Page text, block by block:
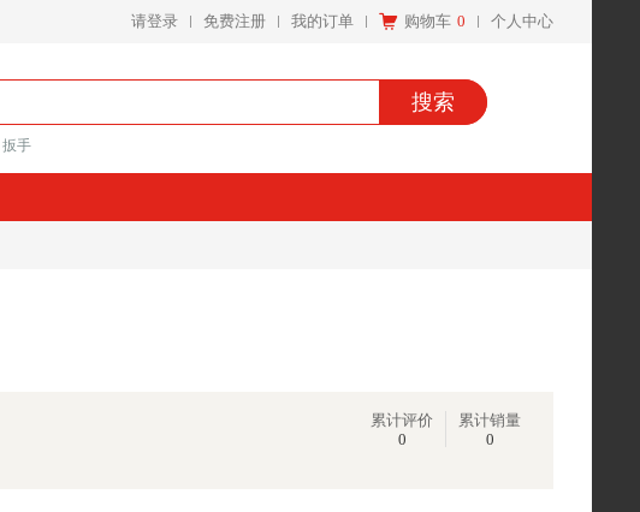
请登录 免费注册 我的订单 购物车 0 个人中心
搜索
扳手
累计评价
0
累计销量
0